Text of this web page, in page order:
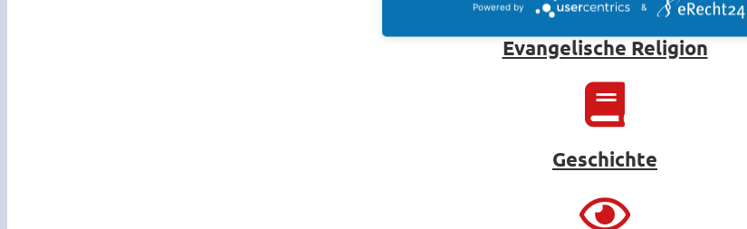
Evangelische Religion
Geschichte
Powered by &